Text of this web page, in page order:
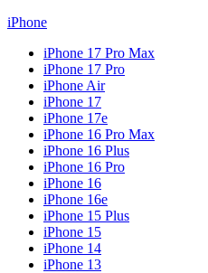
iPhone
iPhone 17 Pro Max
iPhone 17 Pro
iPhone Air
iPhone 17
iPhone 17e
iPhone 16 Pro Max
iPhone 16 Plus
iPhone 16 Pro
iPhone 16
iPhone 16e
iPhone 15 Plus
iPhone 15
iPhone 14
iPhone 13